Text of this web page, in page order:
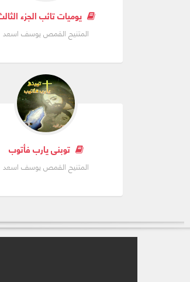
يوميات تائب الجزء
المتنيح القمص يوسف اسعد
توبنى يارب فأتوب
المتنيح القمص يوسف اسعد